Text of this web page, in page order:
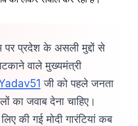
प्रदेश के असली मुद्दों से
वाले मुख्यमंत्री
जी को पहले जनता
का जवाब देना चाहिए।
की गई मोदी गारंटियां कब